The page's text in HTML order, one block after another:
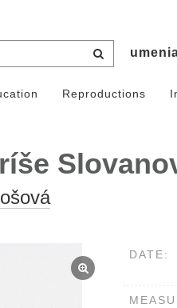
Reproductions
DATE: